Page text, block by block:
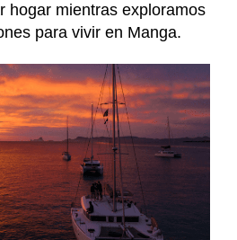
hogar mientras exploramos
para vivir en Manga.